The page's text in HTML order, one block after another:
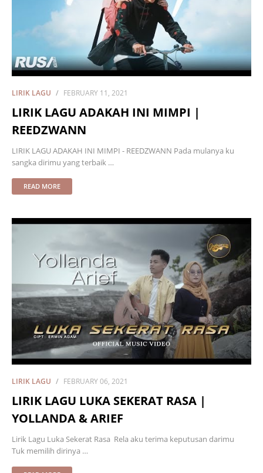
LIRIK LAGU FEBRUARY 11, 2021
LIRIK LAGU ADAKAH INI MIMPI |
REEDZWANN
LIRIK LAGU ADAKAH INI MIMPI - REEDZWANN Pada mulanya ku
sangka dirimu yang terbaik …
READ MORE
LIRIK LAGU FEBRUARY 06, 2021
LIRIK LAGU LUKA SEKERAT RASA |
YOLLANDA & ARIEF
Lirik Lagu Luka Sekerat Rasa Rela aku terima keputusan darimu
Tuk memilih dirinya …